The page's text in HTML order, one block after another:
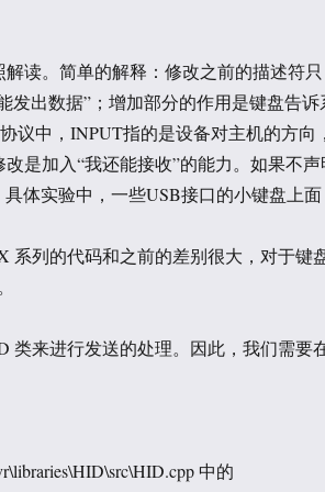
读。简单的解释：修改之前的描述符只
发出数据”；增加部分的作用是键盘告诉
议中，INPUT指的是设备对主机的方向，
是加入“我还能接收”的能力。如果不声
体实验中，一些USB接口的小键盘上面
系列的代码和之前的差别很大，对于键
类来进行发送的处理。因此，我们需要
中的